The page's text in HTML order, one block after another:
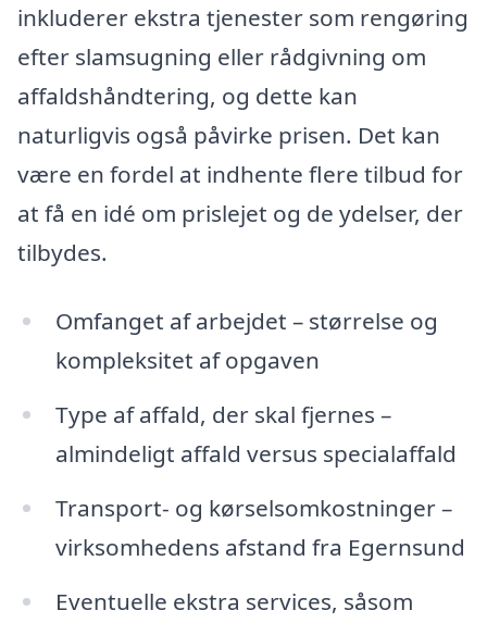
inkluderer ekstra tjenester som rengøring
efter slamsugning eller rådgivning om
affaldshåndtering, og dette kan
naturligvis også påvirke prisen. Det kan
være en fordel at indhente flere tilbud for
at få en idé om prislejet og de ydelser, der
tilbydes.
Omfanget af arbejdet – størrelse og
kompleksitet af opgaven
Type af affald, der skal fjernes –
almindeligt affald versus specialaffald
Transport- og kørselsomkostninger –
virksomhedens afstand fra Egernsund
Eventuelle ekstra services, såsom